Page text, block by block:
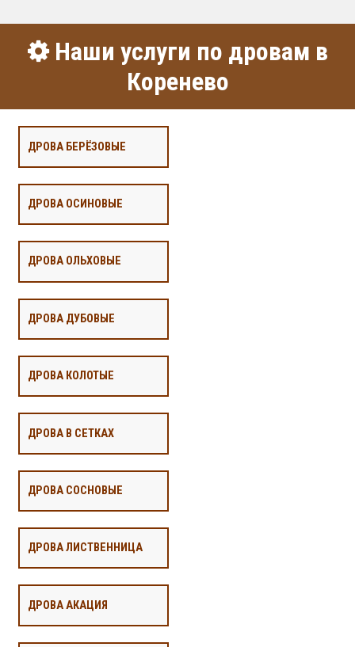
Наши услуги по дровам в
Коренево
ДРОВА БЕРЁЗОВЫЕ
ДРОВА ОСИНОВЫЕ
ДРОВА ОЛЬХОВЫЕ
ДРОВА ДУБОВЫЕ
ДРОВА КОЛОТЫЕ
ДРОВА В СЕТКАХ
ДРОВА СОСНОВЫЕ
ДРОВА ЛИСТВЕННИЦА
ДРОВА АКАЦИЯ